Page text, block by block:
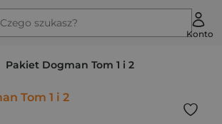
Czego szukasz?
Konto
Pakiet Dogman Tom 1 i 2